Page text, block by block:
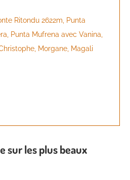
Ritondu 2622m, Punta
Punta Mufrena avec Vanina,
Morgane, Magali
sur les plus beaux